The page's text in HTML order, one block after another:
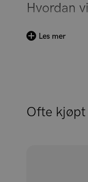
Hvordan
Les mer
Ofte kjøpt